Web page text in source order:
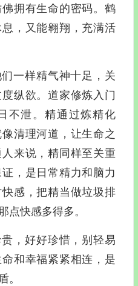
拥有生命的密码。鹤
，又能翱翔，充满活
一样精气神十足，关
纵欲。道家修炼入门
不泄。精通过炼精化
清理河道，让生命之
来说，精同样至关重
，是日常精力和脑力
感，把精当做垃圾排
点快感多得多。
，好好珍惜，别轻易
和幸福紧紧相连，是
。